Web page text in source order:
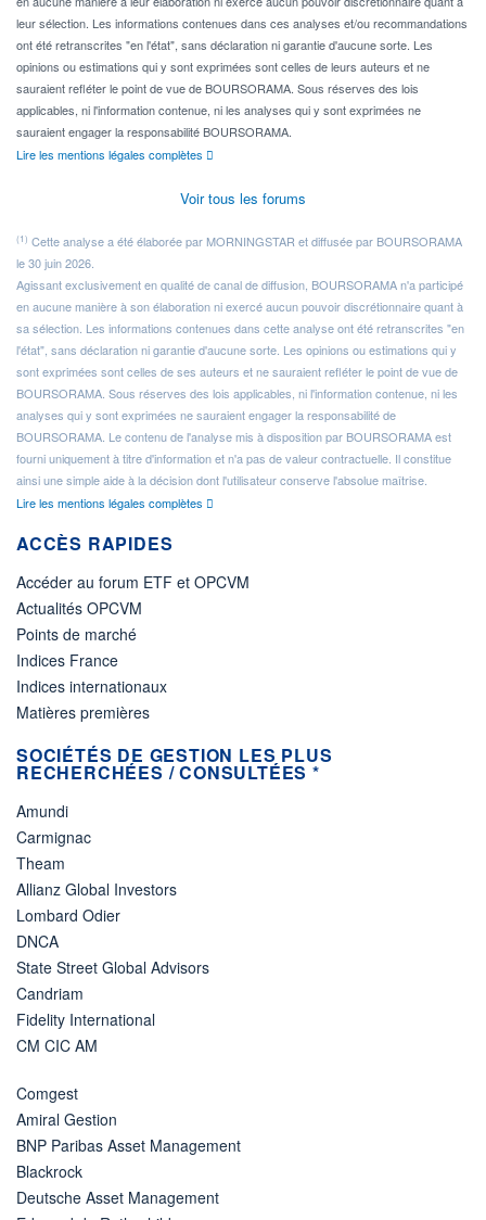
leur sélection. Les informations contenues dans ces analyses et/ou recommandations
ont été retranscrites "en l'état", sans déclaration ni garantie d'aucune sorte. Les
opinions ou estimations qui y sont exprimées sont celles de leurs auteurs et ne
sauraient refléter le point de vue de BOURSORAMA. Sous réserves des lois
applicables, ni l'information contenue, ni les analyses qui y sont exprimées ne
sauraient engager la responsabilité BOURSORAMA.
Lire les mentions légales complètes
Voir tous les forums
(1) Cette analyse a été élaborée par MORNINGSTAR et diffusée par BOURSORAMA
le 30 juin 2026.
Agissant exclusivement en qualité de canal de diffusion, BOURSORAMA n'a participé
en aucune manière à son élaboration ni exercé aucun pouvoir discrétionnaire quant à
sa sélection. Les informations contenues dans cette analyse ont été retranscrites "en
l'état", sans déclaration ni garantie d'aucune sorte. Les opinions ou estimations qui y
sont exprimées sont celles de ses auteurs et ne sauraient refléter le point de vue de
BOURSORAMA. Sous réserves des lois applicables, ni l'information contenue, ni les
analyses qui y sont exprimées ne sauraient engager la responsabilité de
BOURSORAMA. Le contenu de l'analyse mis à disposition par BOURSORAMA est
fourni uniquement à titre d'information et n'a pas de valeur contractuelle. Il constitue
ainsi une simple aide à la décision dont l'utilisateur conserve l'absolue maîtrise.
Lire les mentions légales complètes
ACCÈS RAPIDES
Accéder au forum ETF et OPCVM
Actualités OPCVM
Points de marché
Indices France
Indices internationaux
Matières premières
SOCIÉTÉS DE GESTION LES PLUS
RECHERCHÉES / CONSULTÉES *
Amundi
Carmignac
Theam
Allianz Global Investors
Lombard Odier
DNCA
State Street Global Advisors
Candriam
Fidelity International
CM CIC AM
Comgest
Amiral Gestion
BNP Paribas Asset Management
Blackrock
Deutsche Asset Management